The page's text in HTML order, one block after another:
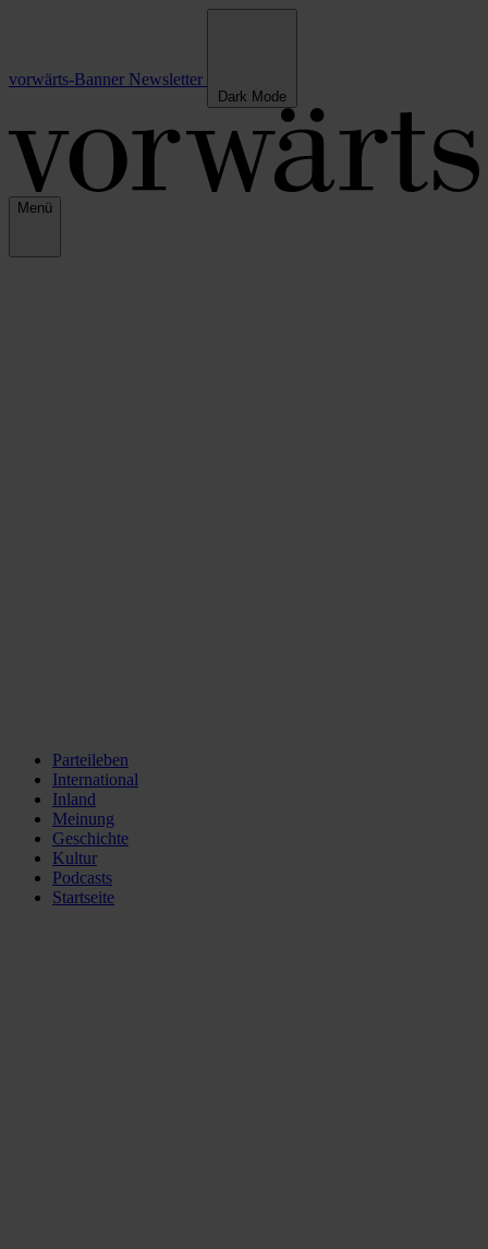
vorwärts-Banner Newsletter
Dark Mode
Menü
Parteileben
International
Inland
Meinung
Geschichte
Kultur
Podcasts
Startseite